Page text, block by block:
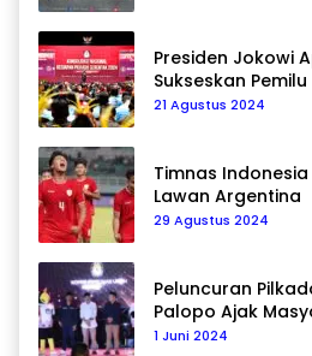
Presiden Jokowi
Sukseskan
21 Agustus 2024
Timnas
Lawan Argentina
29 Agustus 2024
Peluncuran
Palopo Ajak
Pilkada Damai
1 Juni 2024